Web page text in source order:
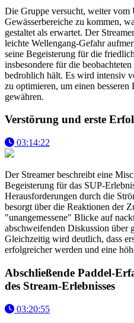
Die Gruppe versucht, weiter vom
Gewässerbereiche zu kommen,
gestaltet als erwartet. Der
leichte Wellengang-Gefahr
seine Begeisterung für die
insbesondere für die
bedrohlich hält. Es wird intensiv
zu optimieren, um einen
gewähren.
Verstörung und erste
03:14:22
Der Streamer beschreibt eine
Begeisterung für das SUP-
Herausforderungen durch die
besorgt über die Reaktionen der
"unangemessene" Blicke auf
abschweifenden Diskussion über
Gleichzeitig wird deutlich, dass
erfolgreicher werden und eine
Abschließende Paddel-
des Stream-Erlebnisses
03:20:55